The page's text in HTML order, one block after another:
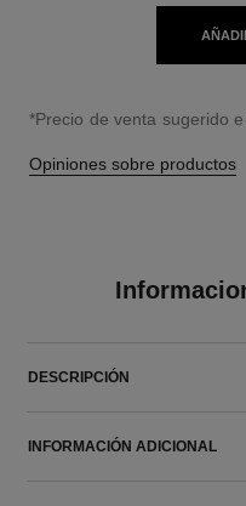
↩
*Precio de venta sugerido
Opiniones sobre productos
DESCRIPCIÓN
INFORMACIÓN ADICIONAL